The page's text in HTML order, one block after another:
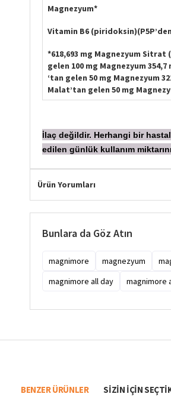
Magnezyum*
Vitamin B6
*618,693 mg Magnezyum
gelen 100 mg Magnezyum
‘tan gelen 50 mg Magnezyum
Malat’tan gelen 50 mg
laç değildir. Herhangi bir
edilen günlük kullanım
Ürün Yorumları
Bunlara da Göz Atın
magnimore magnezyum
magnimore all day
magnimore
BENZER ÜRÜNLER SIZIN IÇIN